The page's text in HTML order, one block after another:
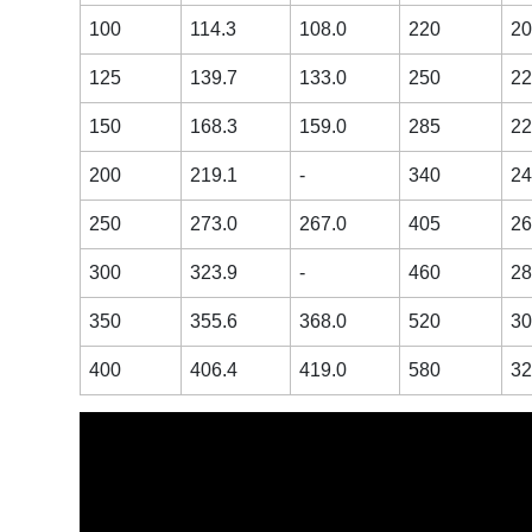
100 114.3 108.0 220 20
125 139.7 133.0 250 22
150 168.3 159.0 285 22
200 219.1 - 340 24
250 273.0 267.0 405 26
300 323.9 - 460 28
350 355.6 368.0 520 30
400 406.4 419.0 580 32